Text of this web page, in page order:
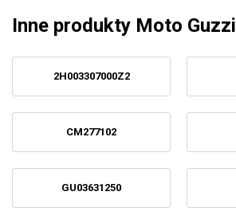
Inne produkty Moto Guzzi
2H003307000Z2
CM277102
GU03631250